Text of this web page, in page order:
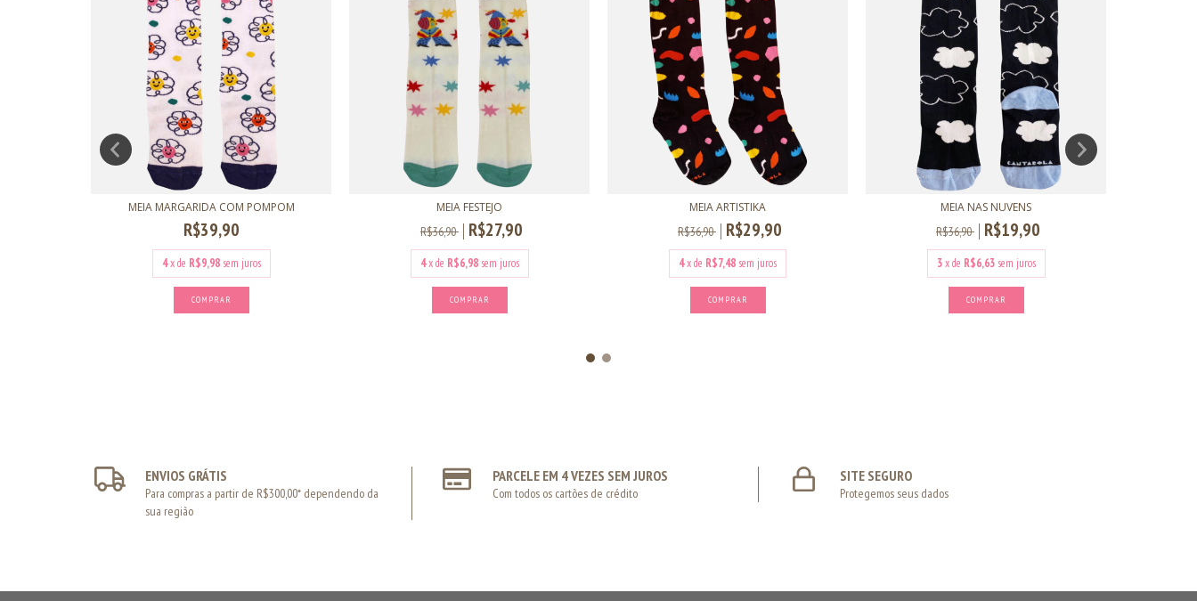
MEIA MARGARIDA COM POMPOM
R$39,90
4 x de R$9,98 sem juros
COMPRAR
MEIA FESTEJO
R$36,90 R$27,90
4 x de R$6,98 sem juros
COMPRAR
MEIA ARTISTIKA
R$36,90 R$29,90
4x de R$7,48 sem juros
COMPRAR
MEIA NAS NUVENS
R$36,90 R$19,90
3 x de R$6,63 sem juros
COMPRAR
ENVIOS GRÁTIS
Para compras a partir de R$300,00* dependendo da
sua região
PARCELE EM 4 VEZES SEM JUROS
Com todos os cartões de crédito
SITE SEGURO
Protegemos seus dados